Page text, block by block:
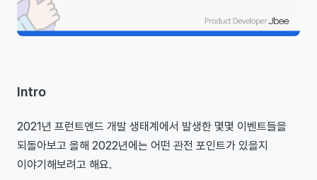
Intro
2021년 프런트엔드 개발 생태계에서 발생한 몇몇 이벤트들을
되돌아보고 올해 2022년에는 어떤 관전 포인트가 있을지
이야기해보려고 해요.